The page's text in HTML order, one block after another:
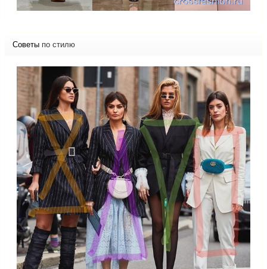
Советы по стилю